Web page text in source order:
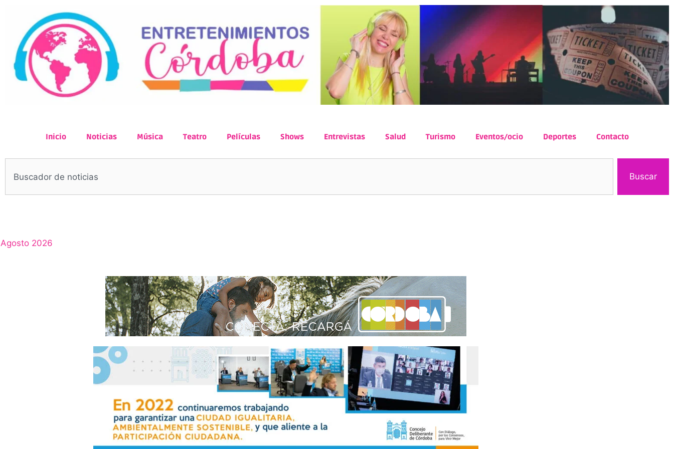
Inicio Noticias Música Teatro Películas Shows Entrevistas Salud Turismo Eventos/ocio Deportes Contacto
Buscar
Agosto 2026